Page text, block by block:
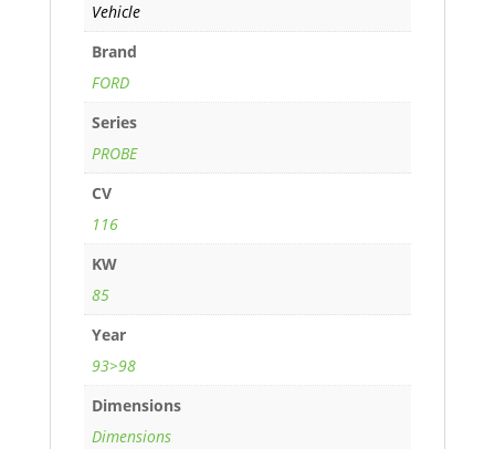
Vehicle
Brand
FORD
Series
PROBE
CV
116
KW
85
Year
93>98
Dimensions
Dimensions